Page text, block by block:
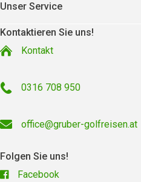
Unser Service
Kontaktieren Sie uns!
Kontakt
0316 708 950
office@gruber-golfreisen.at
Folgen Sie uns!
Facebook